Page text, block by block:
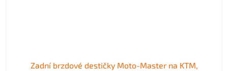
Zadní brzdové destičky Moto-Master na KTM,